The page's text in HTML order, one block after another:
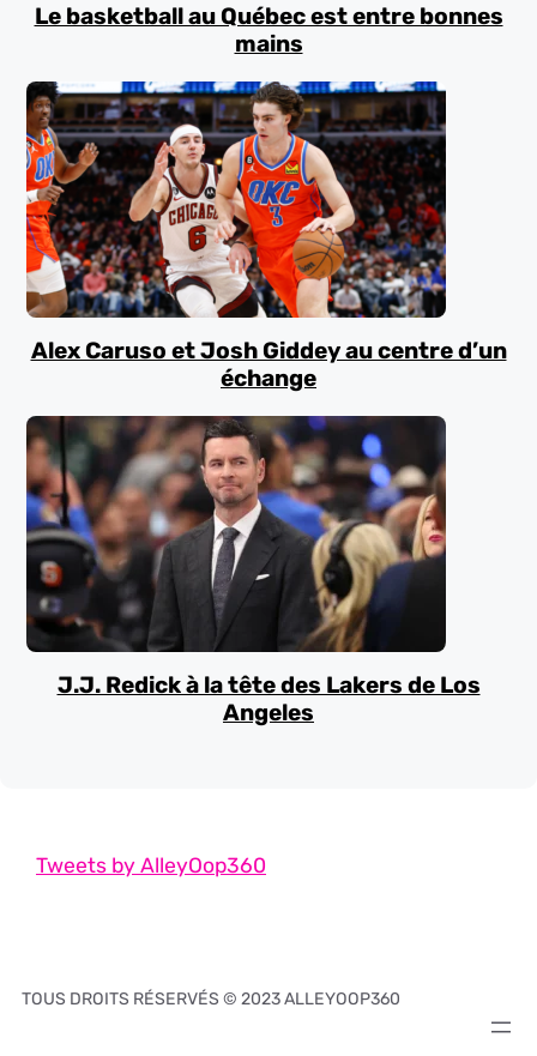
Le basketball au Québec est entre bonnes
mains
Alex Caruso et Josh Giddey au centre d’un
échange
J.J. Redick à la tête des Lakers de Los
Angeles
Tweets by AlleyOop360
TOUS DROITS RÉSERVÉS © 2023 ALLEYOOP360